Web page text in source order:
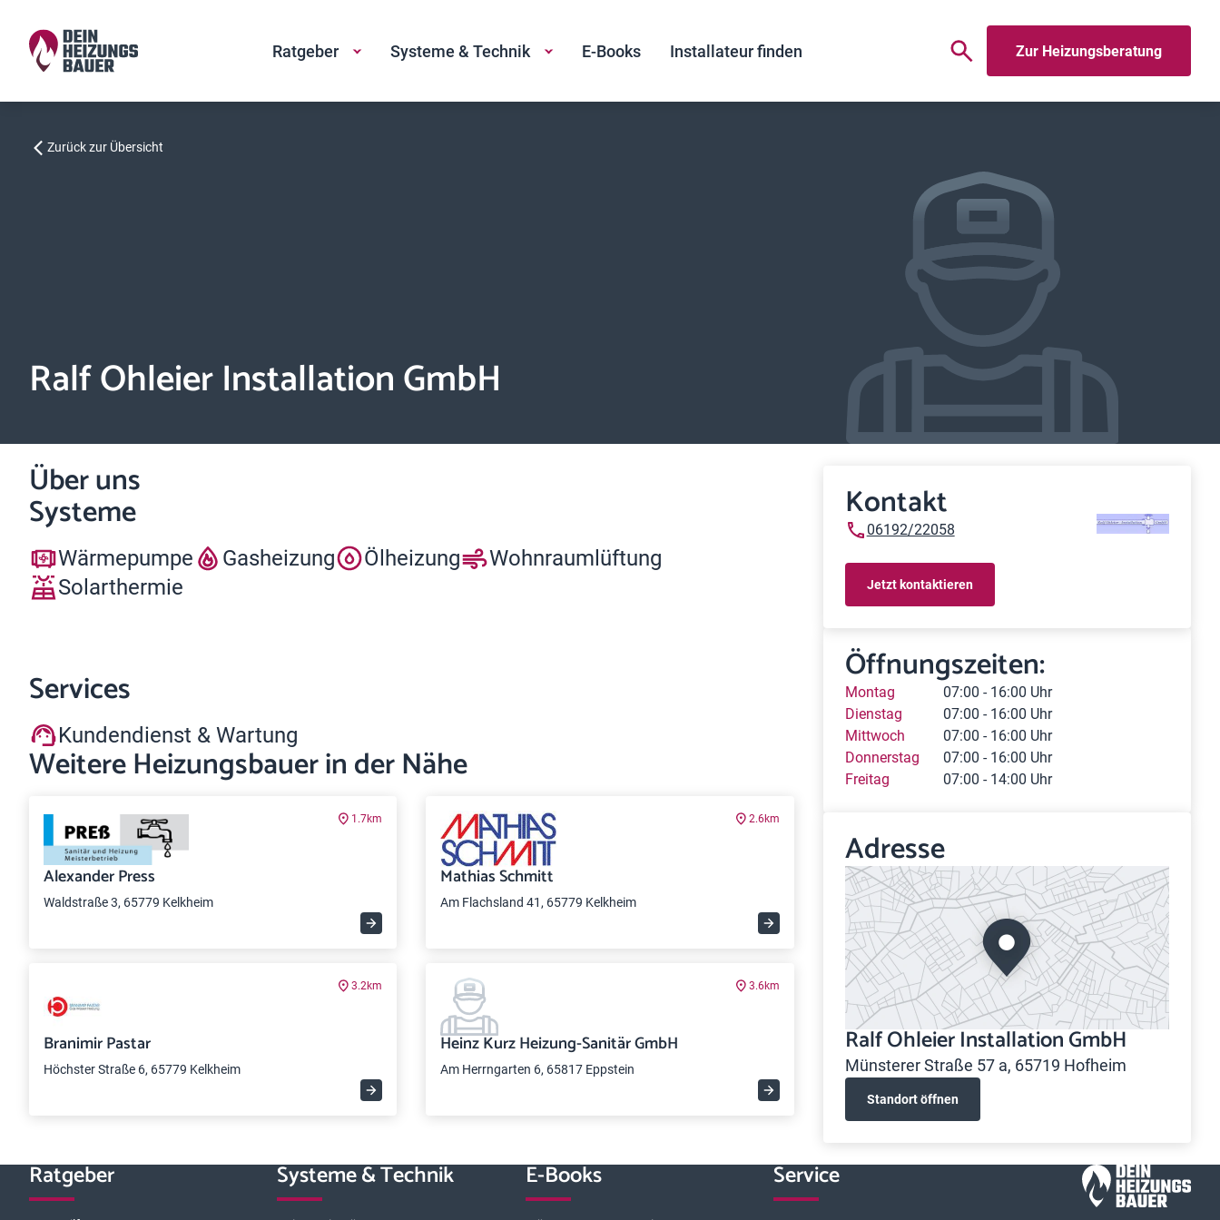
Ratgeber Systeme & Technik E-Books Installateur finden Zur Heizungsberatung
Zurück zur Übersicht
Ralf Ohleier Installation GmbH
Über uns
Systeme
Wärmepumpe Gasheizung Ölheizung
Wohnraumlüftung
Solarthermie
Services
Kundendienst & Wartung
Weitere Heizungsbauer in der Nähe
1.7km
Alexander Press
Waldstraße 3, 65779 Kelkheim
2.6km
Mathias Schmitt
Am Flachsland 41, 65779 Kelkheim
3.2km
Branimir Pastar
Höchster Straße 6, 65779 Kelkheim
3.6km
Heinz Kurz Heizung-Sanitär GmbH
Am Herrngarten 6, 65817 Eppstein
Kontakt
06192/22058
Jetzt kontaktieren
Öffnungszeiten:
Montag
07:00 - 16:00 Uhr
Dienstag
07:00 - 16:00 Uhr
Mittwoch
07:00 - 16:00 Uhr
Donnerstag
07:00 - 16:00 Uhr
Freitag
07:00 - 14:00 Uhr
Adresse
Ralf Ohleier Installation GmbH
Münsterer Straße 57 a, 65719 Hofheim
Standort öffnen
Ratgeber Systeme & Technik E-Books Service